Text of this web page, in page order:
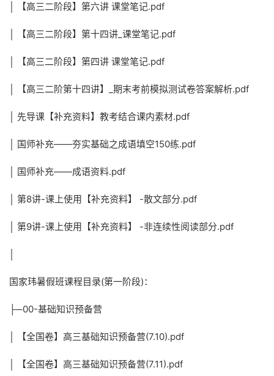
│ 【高三二阶段】第六讲 课堂笔记.pdf
│ 【高三二阶段】第十四讲_课堂笔记.pdf
│ 【高三二阶段】第四讲 课堂笔记.pdf
│ 【高三二阶第十四讲】_期末考前模拟测试卷答案解析.pdf
│ 先导课【补充资料】教考结合课内素材.pdf
│ 国师补充——夯实基础之成语填空150练.pdf
│ 国师补充——成语资料.pdf
│ 第8讲-课上使用【补充资料】 -散文部分.pdf
│ 第9讲-课上使用【补充资料】 -非连续性阅读部分.pdf
国家玮暑假班课程目录(第一阶段)：
├─00-基础知识预备营
│ 【全国卷】高三基础知识预备营(7.10).pdf
│ 【全国卷】高三基础知识预备营(7.11).pdf